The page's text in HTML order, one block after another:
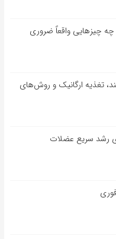
چیزهایی واقعاً ضروری
تغذیه ارگانیک و روش‌های
رشد سریع عضلات